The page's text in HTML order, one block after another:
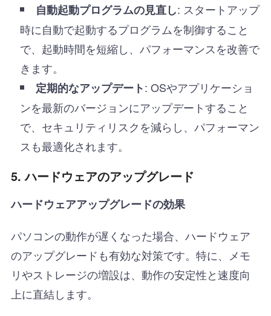
自動起動プログラムの見直し: スタートアップ
時に自動で起動するプログラムを制御すること
で、起動時間を短縮し、パフォーマンスを改善で
きます。
定期的なアップデート: OSやアプリケーショ
ンを最新のバージョンにアップデートすること
で、セキュリティリスクを減らし、パフォーマン
スも最適化されます。
5. ハードウェアのアップグレード
ハードウェアアップグレードの効果
パソコンの動作が遅くなった場合、ハードウェア
のアップグレードも有効な対策です。特に、メモ
リやストレージの増設は、動作の安定性と速度向
上に直結します。